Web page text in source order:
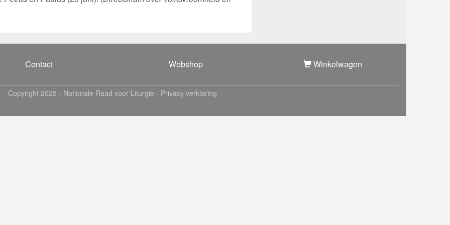
Contact Webshop Winkelwagen
Copyright 2025 - Nationale Raad voor Liturgie - Privacy verklaring